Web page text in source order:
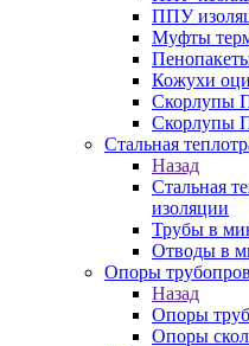
ППУ
Муфты
Кожухи
Скорлупы
Скорлупы
Стальная
Назад
Стальная
изоляции
Трубы в
Отводы в
Опоры
Назад
Опоры
Опоры